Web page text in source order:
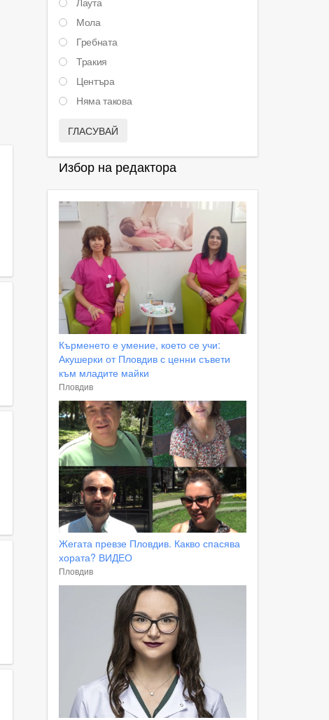
Мола
Гребната
Тракия
Центъра
Няма такова
ГЛАСУВАЙ
Избор на редактора
Кърменето е умение, което се учи:
Акушерки от Пловдив с ценни съвети
към младите майки
Пловдив
Жегата превзе Пловдив. Какво спасява
хората? ВИДЕО
Пловдив